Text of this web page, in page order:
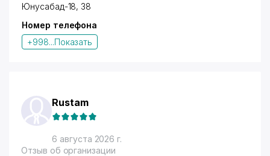
Юнусабад-18, 38
Номер телефона
+998...Показать
Rustam
6 августа 2026 г.
Отзыв об организации